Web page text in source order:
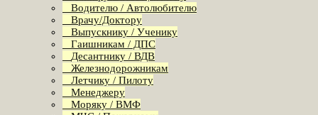
Водителю / Автолюбителю
Врачу/Доктору
Выпускнику / Ученику
Гаишникам / ДПС
Десантнику / ВДВ
Железнодорожникам
Летчику / Пилоту
Менеджеру
Моряку / ВМФ